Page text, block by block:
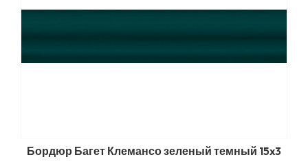
Бордюр Багет Клемансо зеленый темный 15x3